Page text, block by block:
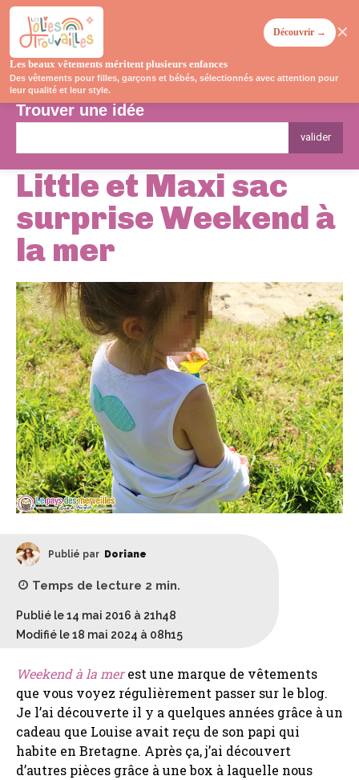
Trouver une idée
valider
Little et Maxi sac
surprise Weekend à
la mer
Publié par Doriane
Temps de lecture 2 min.
Publié le 14 mai 2016 à 21h48
Modifié le 18 mai 2024 à 08h15
Weekend à la merest une marque de vêtements
que vous voyez régulièrement passer sur le blog.
Je l’ai découverte il y a quelques années grâce à un
cadeau que Louise avait reçu de son papi qui
habite en Bretagne. Après ça, j’ai découvert
d’autres pièces grâce à une box à laquelle nous
Les beaux vêtements méritent plusieurs enfances
Des vêtements pour filles, garçons et bébés, sélectionnés avec attention pour
leur qualité et leur style.
Découvrir → ✕